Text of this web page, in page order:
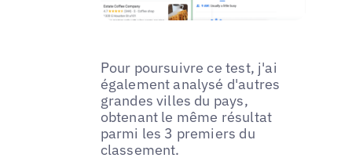
Pour poursuivre ce test, j'ai
également analysé d'autres
grandes villes du pays,
obtenant le même résultat
parmi les 3 premiers du
classement.